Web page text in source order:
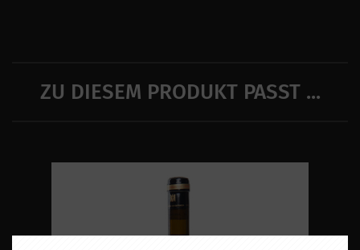
ZU DIESEM PRODUKT PASST ...